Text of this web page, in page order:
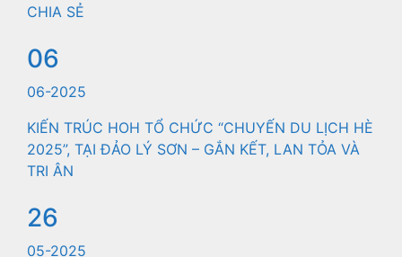
CHIA SẺ
06
06-2025
KIẾN TRÚC HOH TỔ CHỨC “CHUYẾN DU LỊCH HÈ
2025”, TẠI ĐẢO LÝ SƠN – GẮN KẾT, LAN TỎA VÀ
TRI ÂN
26
05-2025